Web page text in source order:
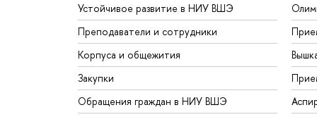
Устойчивое развитие в НИУ ВШЭ
Преподаватели и сотрудники
Корпуса и общежития
Закупки
Обращения граждан в НИУ ВШЭ